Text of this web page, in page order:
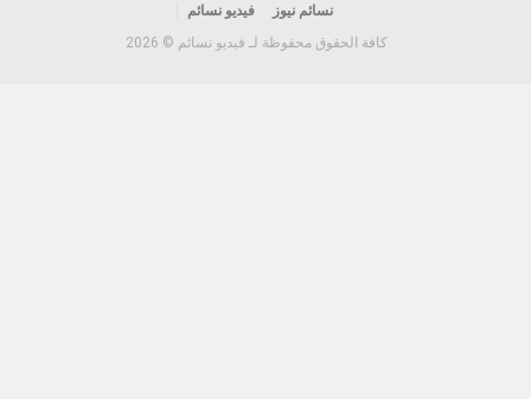
نسائم نيوز
فيديو نسائم
كافة الحقوق محفوظة لـ فيديو نسائم © 2026